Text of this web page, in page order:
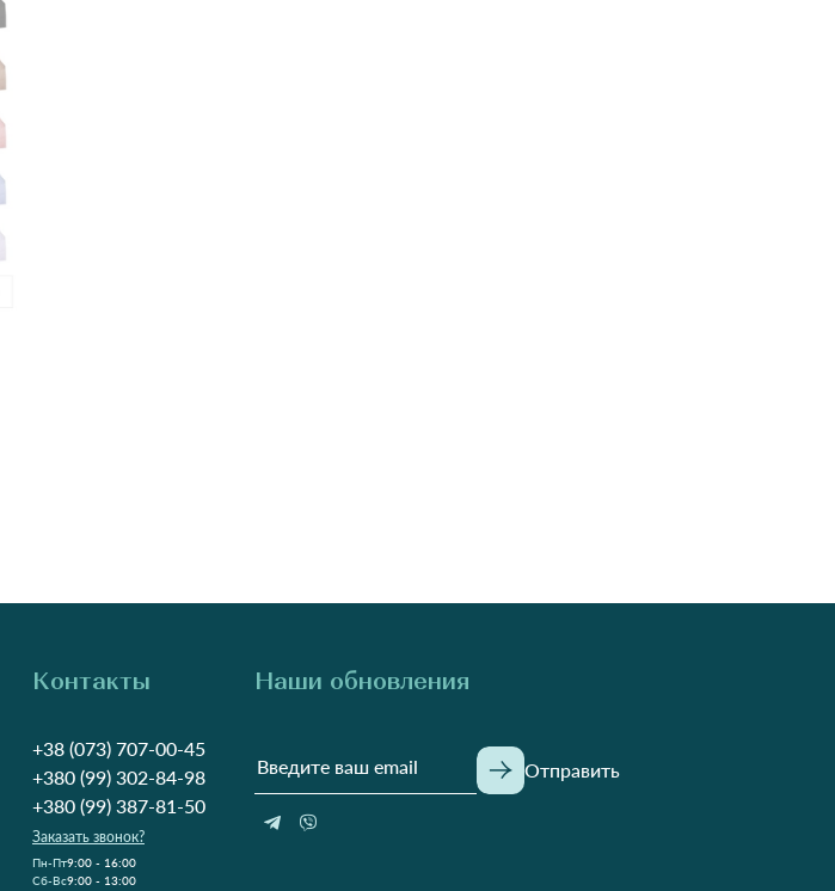
Контакты
+38 (073) 707-00-45
+380 (99) 302-84-98
+380 (99) 387-81-50
Заказать звонок?
Пн-Пт9:00 - 16:00
Cб-Вс9:00 - 13:00
Наши обновления
Отправить